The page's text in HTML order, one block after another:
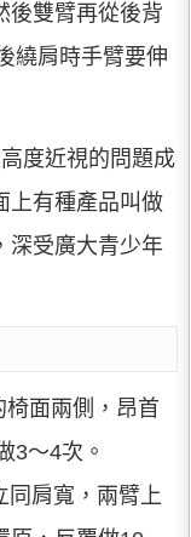
後雙臂再從後背
繞肩時手臂要伸
度近視的問題成
上有種產品叫做
深受廣大青少年
面兩側，昂首
3～4次。
同肩寬，兩臂上